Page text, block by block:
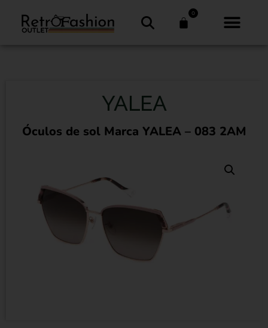
0
YALEA
Óculos de sol Marca YALEA – 083 2AM